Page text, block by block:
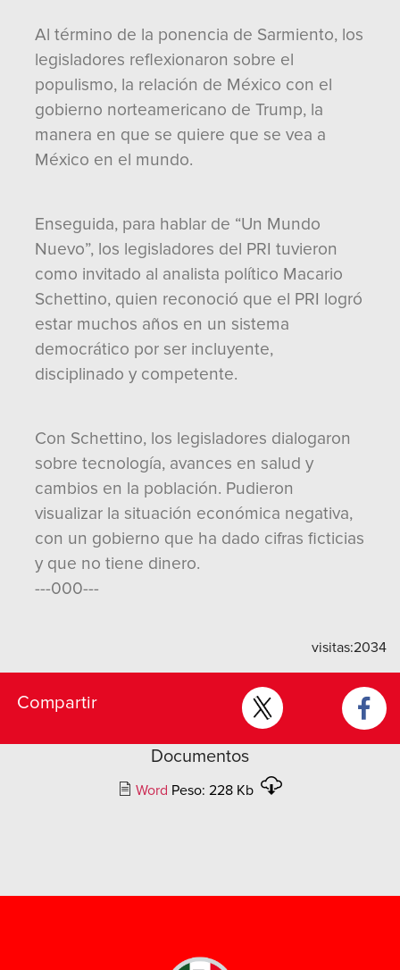
Al término de la ponencia de Sarmiento, los
legisladores reflexionaron sobre el
populismo, la relación de México con el
gobierno norteamericano de Trump, la
manera en que se quiere que se vea a
México en el mundo.
Enseguida, para hablar de “Un Mundo
Nuevo”, los legisladores del PRI tuvieron
como invitado al analista político Macario
Schettino, quien reconoció que el PRI logró
estar muchos años en un sistema
democrático por ser incluyente,
disciplinado y competente.
Con Schettino, los legisladores dialogaron
sobre tecnología, avances en salud y
cambios en la población. Pudieron
visualizar la situación económica negativa,
con un gobierno que ha dado cifras ficticias
y que no tiene dinero.
---000---
visitas:2034
Compartir
Documentos
Word Peso: 228 Kb